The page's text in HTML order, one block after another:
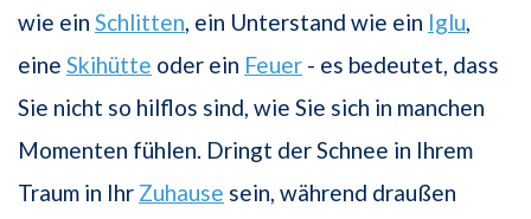
wie ein Schlitten , ein Unterstand wie ein Iglu
eine Skihütte oder ein Feuer - es bedeutet, dass
Sie nicht so hilflos sind, wie Sie sich in manchen
Momenten fühlen. Dringt der Schnee in Ihrem
Traum in Ihr Zuhause sein, während draußen